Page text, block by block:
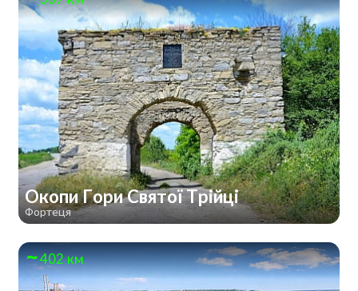
Окопи Гори Святої Трійці
Фортеця
402 км